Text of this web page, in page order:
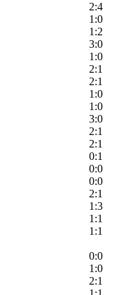
2:4
1:0
1:2
3:0
1:0
2:1
2:1
1:0
1:0
3:0
2:1
2:1
0:1
0:0
0:0
2:1
1:3
1:1
1:1
0:0
1:0
2:1